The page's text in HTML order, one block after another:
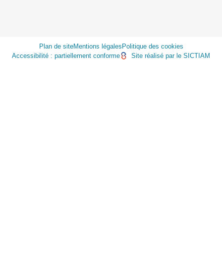
Plan de siteMentions légales Politique des cookies
Accessibilité : partiellement conforme
Site réalisé par le SICTIAM